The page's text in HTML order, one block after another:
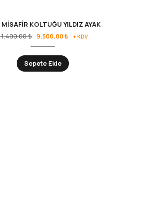
MİSAFİR KOLTUĞU YILDIZ AYAK
₺ 9,500.00₺ + KDV
Sepete Ekle